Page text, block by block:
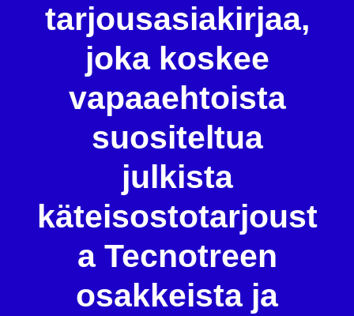
tarjousasiakirjaa,
joka koskee
vapaaehtoista
suositeltua
julkista
käteisostotarjoust
a Tecnotreen
osakkeista ja